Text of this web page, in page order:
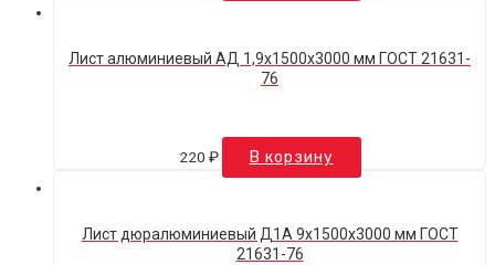
Лист алюминиевый АД 1,9х1500х3000 мм ГОСТ 21631-
76
220 ₽ В корзину
Лист дюралюминиевый Д1А 9х1500х3000 мм ГОСТ
21631-76